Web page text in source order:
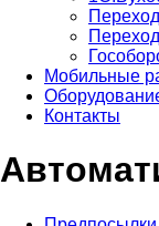
Мобильные
Контакты